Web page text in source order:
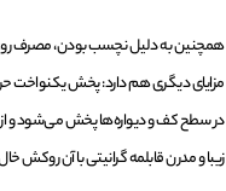
همچنین به دلیل نچسب بودن، مصرف
مزایای دیگری هم دارد: پخش یکنواخت
در سطح کف و دیواره‌ها پخش می‌شود و
زیبا و مدرن قابلمه گرانیتی با آن روکش